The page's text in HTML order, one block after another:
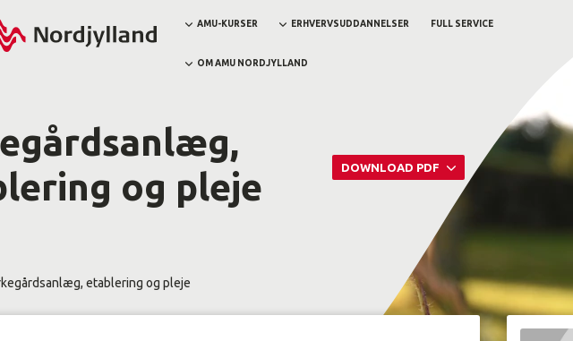
AMU-KURSER ERHVERVSUDDANNELSER FULL SERVICE
OM AMU NORDJYLLAND
og pleje
DOWNLOAD PDF
etablering og pleje